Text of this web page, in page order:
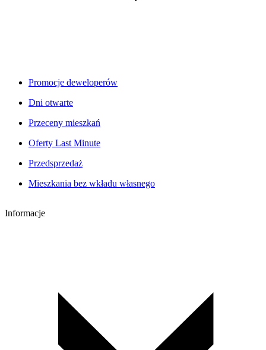
Promocje deweloperów
Dni otwarte
Przeceny mieszkań
Oferty Last Minute
Przedsprzedaż
Mieszkania bez wkładu własnego
Informacje